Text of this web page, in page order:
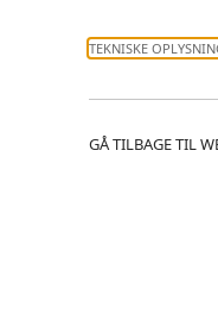
TEKNISKE
GÅ TILBAGE TIL